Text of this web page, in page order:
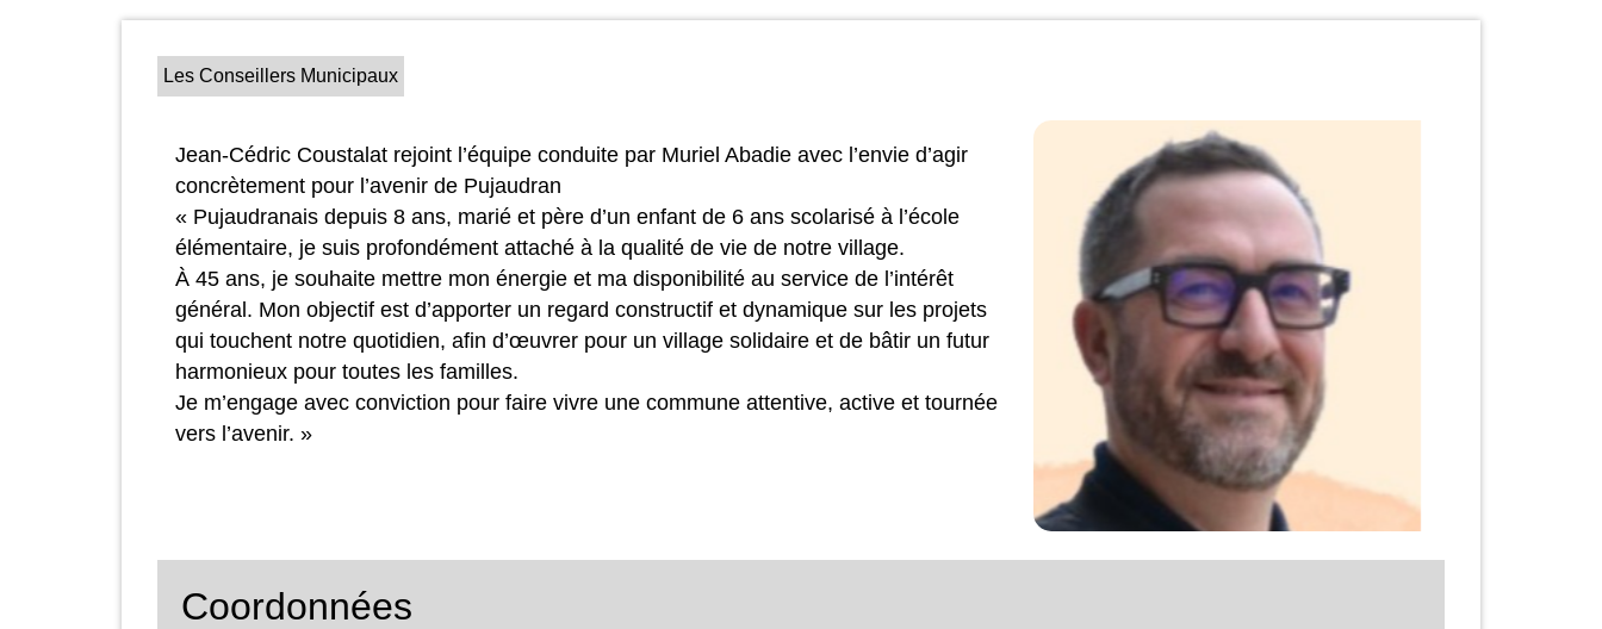
Les Conseillers Municipaux
Jean-Cédric Coustalat rejoint l’équipe conduite par Muriel Abadie avec l’envie d’agir
concrètement pour l’avenir de Pujaudran
« Pujaudranais depuis 8 ans, marié et père d’un enfant de 6 ans scolarisé à l’école
élémentaire, je suis profondément attaché à la qualité de vie de notre village.
À 45 ans, je souhaite mettre mon énergie et ma disponibilité au service de l’intérêt
général. Mon objectif est d’apporter un regard constructif et dynamique sur les projets
qui touchent notre quotidien, afin d’œuvrer pour un village solidaire et de bâtir un futur
harmonieux pour toutes les familles.
Je m’engage avec conviction pour faire vivre une commune attentive, active et tournée
vers l’avenir. »
Coordonnées